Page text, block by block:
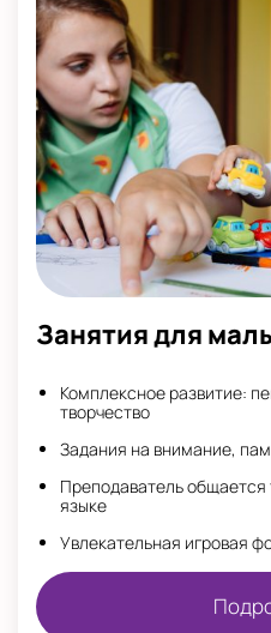
Занятия для
Комплексное развитие:
творчество
Задания на внимание,
Преподаватель
языке
Увлекательная игровая